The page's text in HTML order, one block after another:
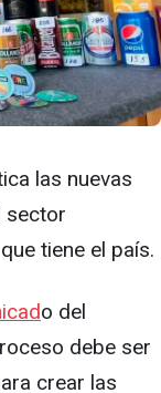
las nuevas
sector
tiene el país.
o del
debe ser
crear las